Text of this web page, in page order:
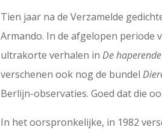
Tien jaar na de Verzamelde
Armando. In de afgelopen periode
ultrakorte verhalen in De
verschenen ook nog de bundel
Berlijn-observaties. Goed dat die
In het oorspronkelijke, in 1982